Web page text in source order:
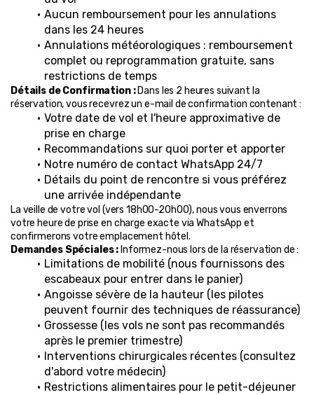
Aucun remboursement pour les annulations
dans les 24 heures
Annulations météorologiques : remboursement
complet ou reprogrammation gratuite, sans
restrictions de temps
Détails de Confirmation : Dans les 2 heures suivant la
réservation, vous recevrez un e-mail de confirmation contenant :
Votre date de vol et l'heure approximative de
prise en charge
Recommandations sur quoi porter et apporter
Notre numéro de contact WhatsApp 24/7
Détails du point de rencontre si vous préférez
une arrivée indépendante
La veille de votre vol (vers 18h00-20h00), nous vous enverrons
votre heure de prise en charge exacte via WhatsApp et
confirmerons votre emplacement hôtel.
Demandes Spéciales : Informez-nous lors de la réservation de :
Limitations de mobilité (nous fournissons des
escabeaux pour entrer dans le panier)
Angoisse sévère de la hauteur (les pilotes
peuvent fournir des techniques de réassurance)
Grossesse (les vols ne sont pas recommandés
après le premier trimestre)
Interventions chirurgicales récentes (consultez
d'abord votre médecin)
Restrictions alimentaires pour le petit-déjeuner